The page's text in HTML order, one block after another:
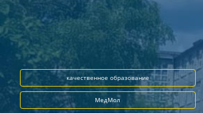
качественное образование
МедМол